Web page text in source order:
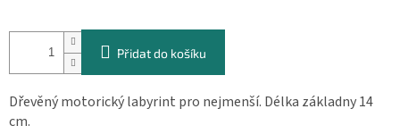
cena:
Přidat do košíku
Dřevěný motorický labyrint pro nejmenší. Délka základny 14
cm.